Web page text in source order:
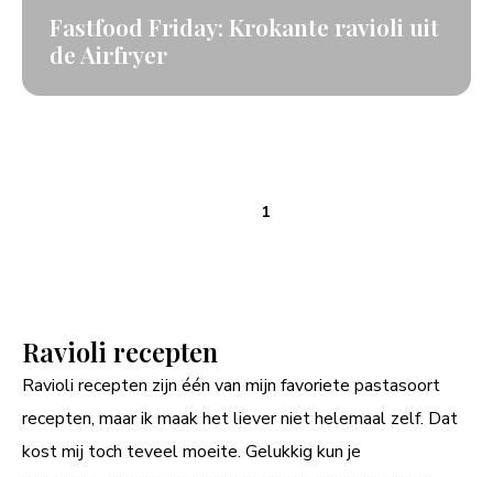
Fastfood Friday: Krokante ravioli uit
de Airfryer
1
Ravioli recepten
Ravioli recepten zijn één van mijn favoriete pastasoort
recepten, maar ik maak het liever niet helemaal zelf. Dat
kost mij toch teveel moeite. Gelukkig kun je